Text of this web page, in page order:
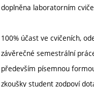
doplněna laboratorním
100% účast ve cvičeních,
závěrečné semestrální
především písemnou
zkoušky student zodpoví